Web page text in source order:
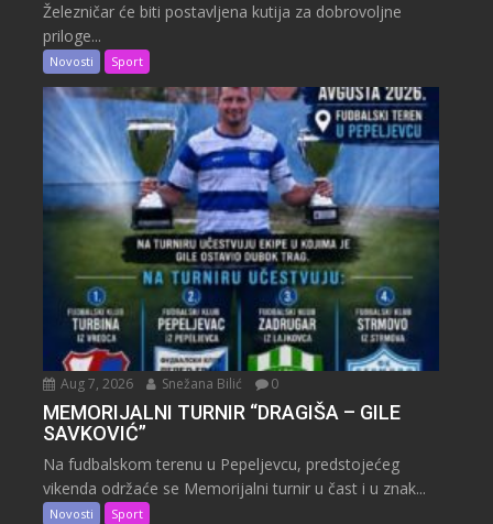
Železničar će biti postavljena kutija za dobrovoljne
priloge...
Novosti Sport
Aug 7, 2026 Snežana Bilić 0
MEMORIJALNI TURNIR “DRAGIŠA – GILE
SAVKOVIĆ”
Na fudbalskom terenu u Pepeljevcu, predstojećeg
vikenda održaće se Memorijalni turnir u čast i u znak...
Novosti Sport